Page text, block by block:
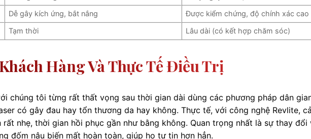
Dễ gây kích ứng, bắt nắng
Được kiểm chứng, độ chính xác cao
Tạm thời Lâu dài (có kết hợp chăm sóc)
Hàng Và Thực Tế Điều Trị
chúng tôi từng rất thất vọng sau thời gian dài dùng các phương pháp dân
có gây đau hay tổn thương da hay không. Thực tế, với công nghệ Revlite,
nhẹ, thời gian hồi phục gần như bằng không. Quan trọng nhất là sự thay đổi
đốm nâu biến mất hoàn toàn, giúp họ tự tin hơn hẳn.